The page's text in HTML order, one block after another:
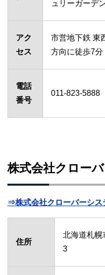
ュリーガーデ
アク
セス
市営地下鉄 東
方向に徒歩7分
電話
番号
011-823-5888
株式会社クロー
⇒株式会社クローバーシス
住所
北海道札幌
3